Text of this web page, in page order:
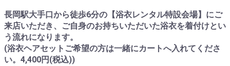
長岡駅大手口から徒歩6分の【浴衣レンタル特設会場】にご
来店いただき、ご自身のお持ちいただいた浴衣を着付けとい
う流れになります。
(浴衣ヘアセットご希望の方は一緒にカートへ入れてくださ
い。4,400円(税込))